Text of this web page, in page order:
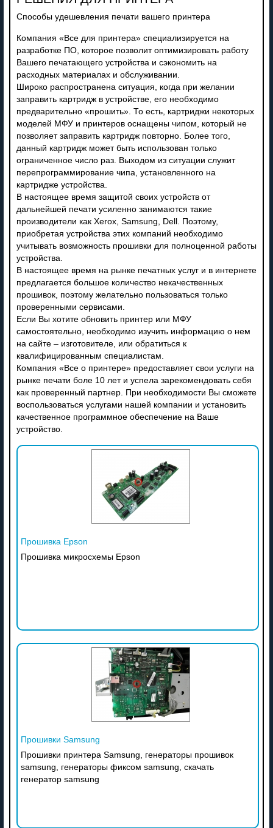
Способы удешевления печати вашего принтера
Компания «Все для принтера» специализируется на
разработке ПО, которое позволит оптимизировать работу
Вашего печатающего устройства и сэкономить на
расходных материалах и обслуживании.
Широко распространена ситуация, когда при желании
заправить картридж в устройстве, его необходимо
предварительно «прошить». То есть, картриджи некоторых
моделей МФУ и принтеров оснащены чипом, который не
позволяет заправить картридж повторно. Более того,
данный картридж может быть использован только
ограниченное число раз. Выходом из ситуации служит
перепрограммирование чипа, установленного на
картридже устройства.
В настоящее время защитой своих устройств от
дальнейшей печати усиленно занимаются такие
производители как Xerox, Samsung, Dell. Поэтому,
приобретая устройства этих компаний необходимо
учитывать возможность прошивки для полноценной работы
устройства.
В настоящее время на рынке печатных услуг и в интернете
предлагается большое количество некачественных
прошивок, поэтому желательно пользоваться только
проверенными сервисами.
Если Вы хотите обновить принтер или МФУ
самостоятельно, необходимо изучить информацию о нем
на сайте – изготовителе, или обратиться к
квалифицированным специалистам.
Компания «Все о принтере» предоставляет свои услуги на
рынке печати боле 10 лет и успела зарекомендовать себя
как проверенный партнер. При необходимости Вы сможете
воспользоваться услугами нашей компании и установить
качественное программное обеспечение на Ваше
устройство.
Прошивка Epson
Прошивка микросхемы Epson
Прошивки Samsung
Прошивки принтера Samsung, генераторы прошивок
samsung, генераторы фиксом samsung, скачать
генератор samsung